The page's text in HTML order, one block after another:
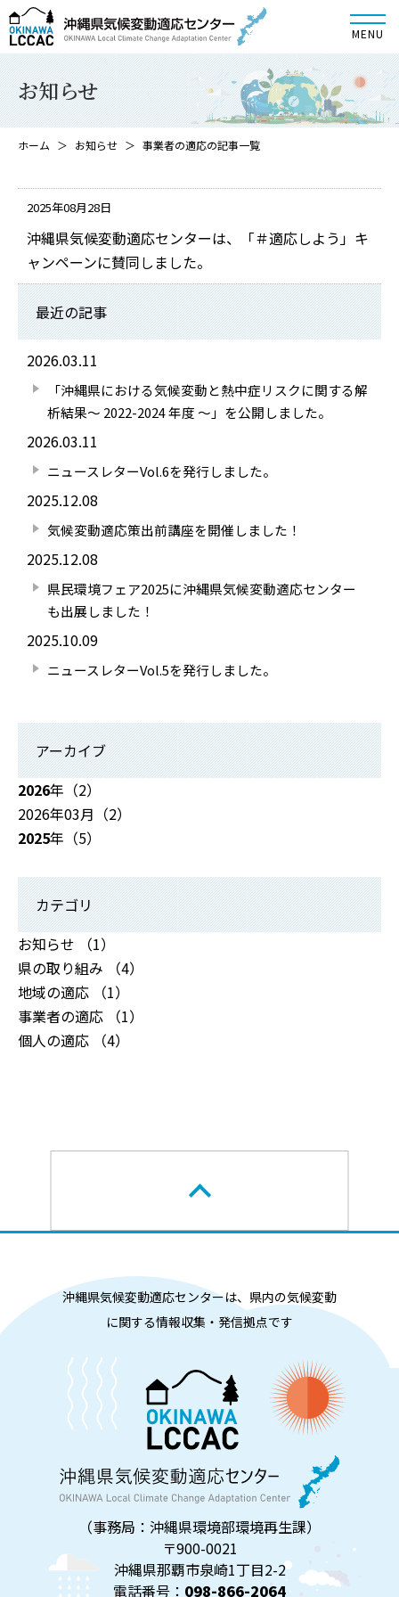
お知らせ
ホーム お知らせ 事業者の適応の記事一覧
2025年08月28日
沖縄県気候変動適応センターは、「＃適応しよう」キ
ャンペーンに賛同しました。
最近の記事
2026.03.11
「沖縄県における気候変動と熱中症リスクに関する解
析結果～ 2022-2024 年度 ～」を公開しました。
2026.03.11
ニュースレターVol.6を発行しました。
2025.12.08
気候変動適応策出前講座を開催しました！
2025.12.08
県民環境フェア2025に沖縄県気候変動適応センター
も出展しました！
2025.10.09
ニュースレターVol.5を発行しました。
アーカイブ
2026年（2）
2026年03月（2）
2025年（5）
カテゴリ
お知らせ （1）
県の取り組み （4）
地域の適応 （1）
事業者の適応 （1）
個人の適応 （4）
沖縄県気候変動適応センターは、県内の気候変動
に関する情報収集・発信拠点です
（事務局：沖縄県環境部環境再生課）
〒900-0021
沖縄県那覇市泉崎1丁目2-2
電話番号： 098-866-2064